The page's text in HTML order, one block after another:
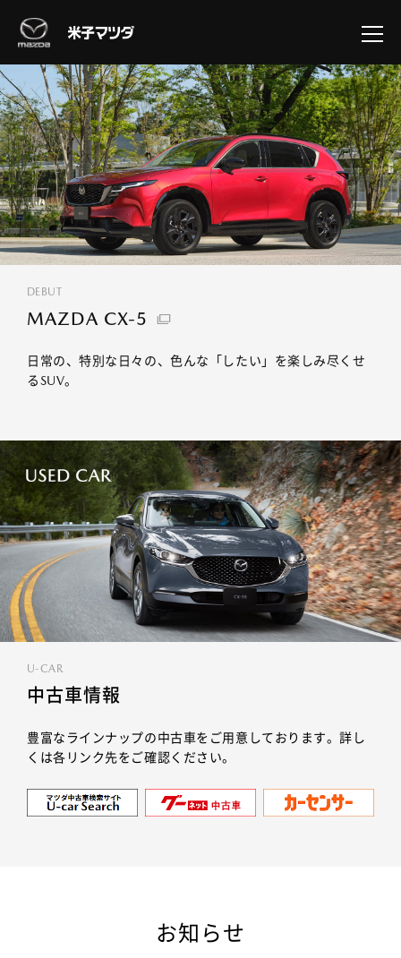
DEBUT
MAZDA CX-5
日常の、特別な日々の、色んな「したい」を楽しみ尽くせ
るSUV。
U-CAR
中古車情報
豊富なラインナップの中古車をご用意しております。詳し
くは各リンク先をご確認ください。
お知らせ